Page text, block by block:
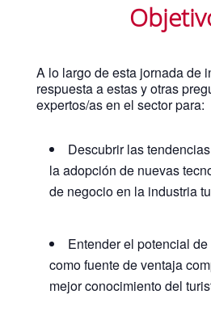
A lo largo de esta jornada de
respuesta a estas y otras
expertos/as en el sector para:
Descubrir las
la adopción de nuevas
de negocio en la industria
Entender el potencial
como fuente de ventaja
mejor conocimiento del